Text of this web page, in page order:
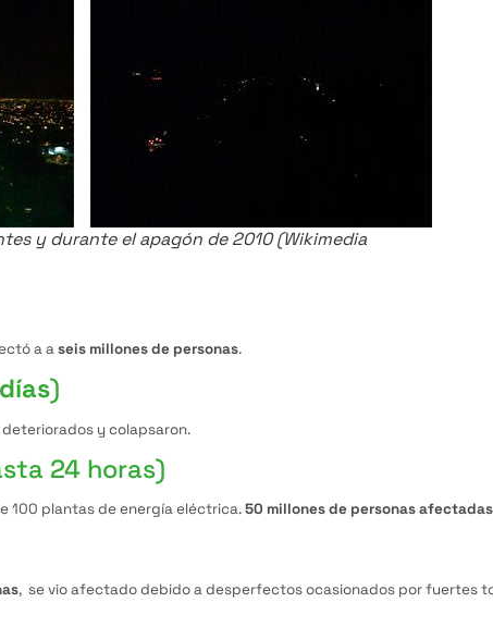
y durante el apagón de 2010 (Wikimedia
a aseis millones de personas.
)
y colapsaron.
24 horas)
100 plantas de energía eléctrica.50 millones de personas afectadas
, se vio afectado debido a desperfectos ocasionados por fuertes